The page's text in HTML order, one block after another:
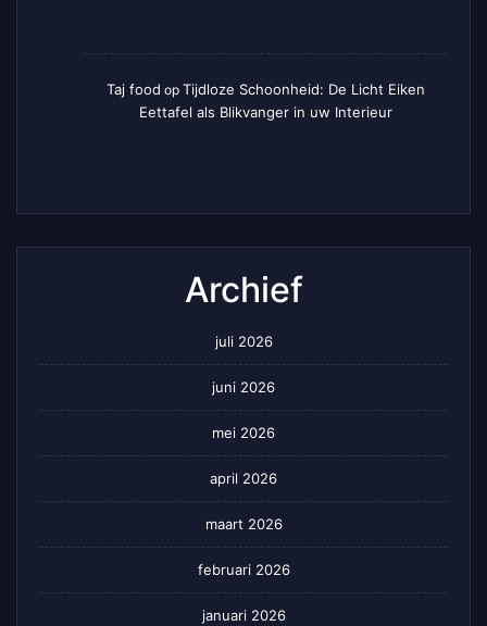
Taj food op Tijdloze Schoonheid: De Licht Eiken
Eettafel als Blikvanger in uw Interieur
Archief
juli 2026
juni 2026
mei 2026
april 2026
maart 2026
februari 2026
januari 2026